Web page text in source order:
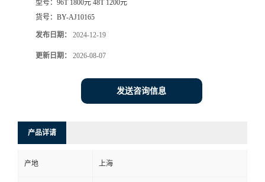
型号： 96T 1800元 48T 1200元
货号： BY-AJ10165
发布日期： 2024-12-19
更新日期： 2026-08-07
发送咨询信息
产品详请
产地 上海